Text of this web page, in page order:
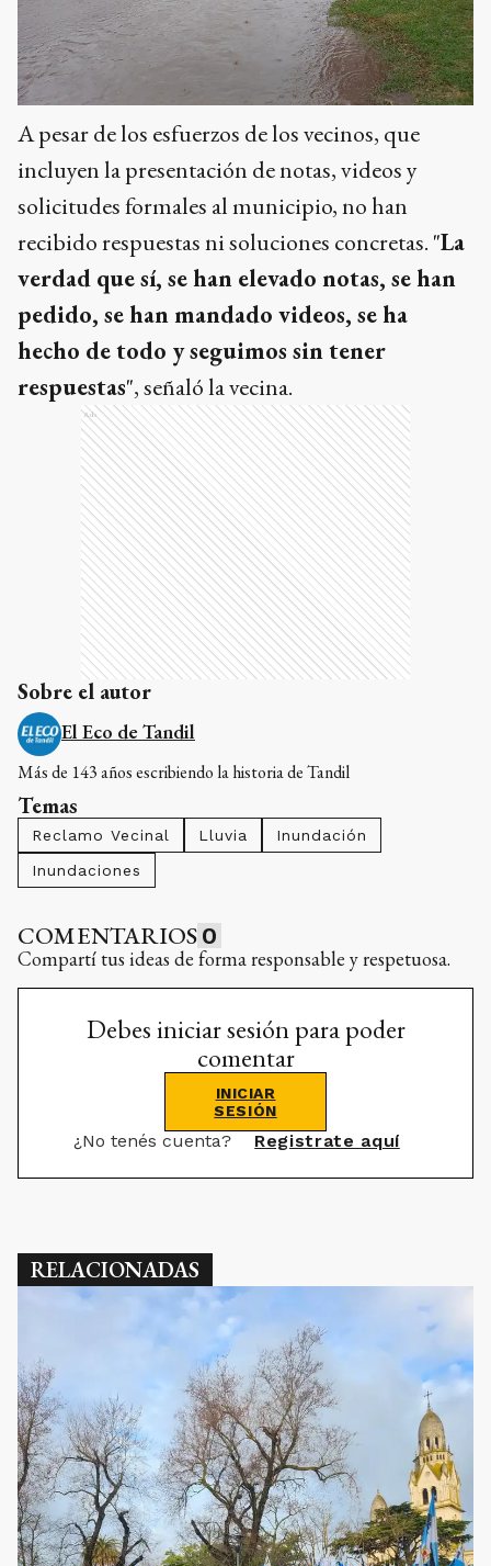
A pesar de los esfuerzos de los vecinos, que
incluyen la presentación de notas, videos y
solicitudes formales al municipio, no han
recibido respuestas ni soluciones concretas. "La
verdad que sí, se han elevado notas, se han
pedido, se han mandado videos, se ha
hecho de todo y seguimos sin tener
respuestas", señaló la vecina.
Ads
Sobre el autor
El Eco de Tandil
Más de 143 años escribiendo la historia de Tandil
Temas
Reclamo Vecinal Lluvia
Inundación
Inundaciones
COMENTARIOS 0
Compartí tus ideas de forma responsable y respetuosa.
Debes iniciar sesión para poder
comentar
INICIAR
SESIÓN
¿No tenés cuenta? Registrate aquí
RELACIONADAS